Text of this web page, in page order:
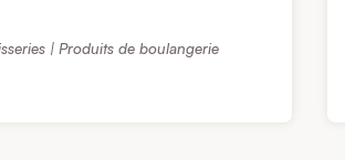
| Produits de boulangerie